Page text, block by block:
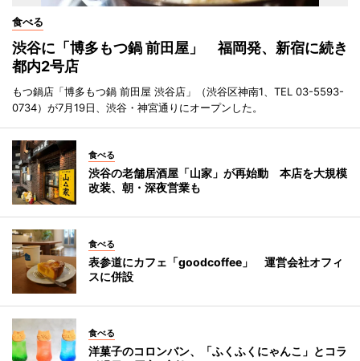
食べる
渋谷に「博多もつ鍋 前田屋」 福岡発、新宿に続き
都内2号店
もつ鍋店「博多もつ鍋 前田屋 渋谷店」（渋谷区神南1、TEL 03-5593-
0734）が7月19日、渋谷・神宮通りにオープンした。
食べる
渋谷の老舗居酒屋「山家」が再始動 本店を大規模
改装、朝・深夜営業も
食べる
表参道にカフェ「goodcoffee」 運営会社オフィ
スに併設
食べる
洋菓子のコロンバン、「ふくふくにゃんこ」とコラ